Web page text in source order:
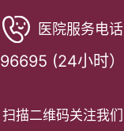
医院服务电话
96695 (24小时）
扫描二维码关注我们